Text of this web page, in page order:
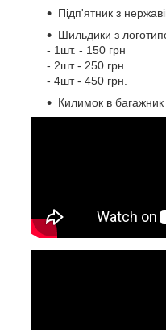
Підп'ятник з
Шильдики з
- 1шт. - 150 грн
- 2шт - 250 грн
- 4шт - 450 грн.
Килимок в